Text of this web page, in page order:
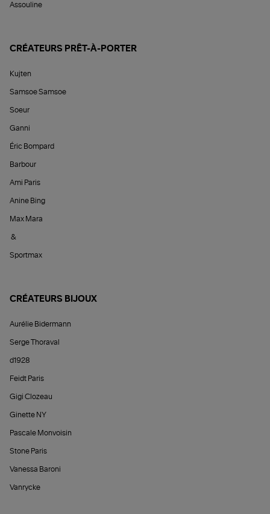
Assouline
CRÉATEURS PRÊT-À-PORTER
Kujten
Samsoe Samsoe
Soeur
Ganni
Éric Bompard
Barbour
Ami Paris
Anine Bing
Max Mara
&
Sportmax
CRÉATEURS BIJOUX
Aurélie Bidermann
Serge Thoraval
d1928
Feidt Paris
Gigi Clozeau
Ginette NY
Pascale Monvoisin
Stone Paris
Vanessa Baroni
Vanrycke